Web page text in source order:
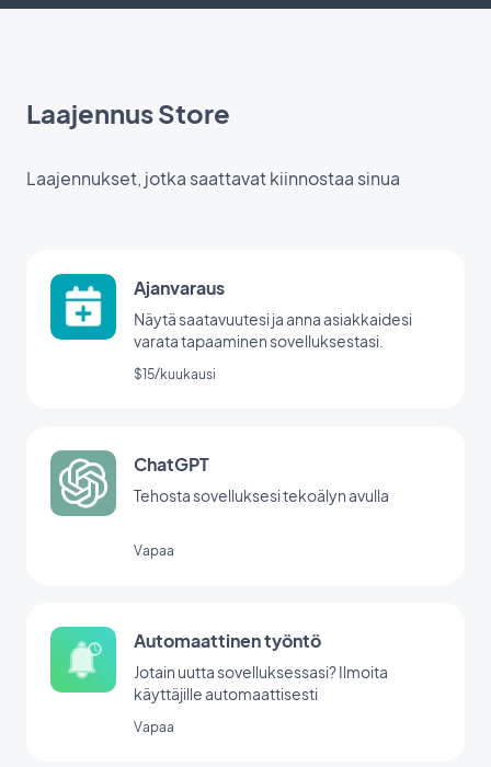
Laajennus Store
Laajennukset, jotka saattavat kiinnostaa sinua
Ajanvaraus
Näytä saatavuutesi ja anna asiakkaidesi
varata tapaaminen sovelluksestasi.
$15/kuukausi
ChatGPT
Tehosta sovelluksesi tekoälyn avulla
Vapaa
Automaattinen työntö
Jotain uutta sovelluksessasi? Ilmoita
käyttäjille automaattisesti
Vapaa